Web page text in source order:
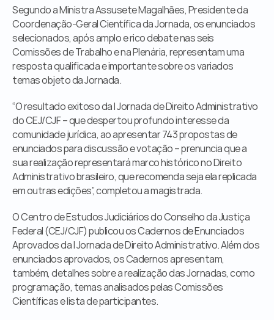
Segundo a Ministra Assusete Magalhães, Presidente da
Coordenação-Geral Científica da Jornada, os enunciados
selecionados, após amplo e rico debate nas seis
Comissões de Trabalho e na Plenária, representam uma
resposta qualificada e importante sobre os variados
temas objeto da Jornada.
“O resultado exitoso da I Jornada de Direito Administrativo
do CEJ/CJF – que despertou profundo interesse da
comunidade jurídica, ao apresentar 743 propostas de
enunciados para discussão e votação – prenuncia que a
sua realização representará marco histórico no Direito
Administrativo brasileiro, que recomenda seja ela replicada
em outras edições”, completou a magistrada.
O Centro de Estudos Judiciários do Conselho da Justiça
Federal (CEJ/CJF) publicou os Cadernos de Enunciados
Aprovados da I Jornada de Direito Administrativo. Além dos
enunciados aprovados, os Cadernos apresentam,
também, detalhes sobre a realização das Jornadas, como
programação, temas analisados pelas Comissões
Científicas e lista de participantes.